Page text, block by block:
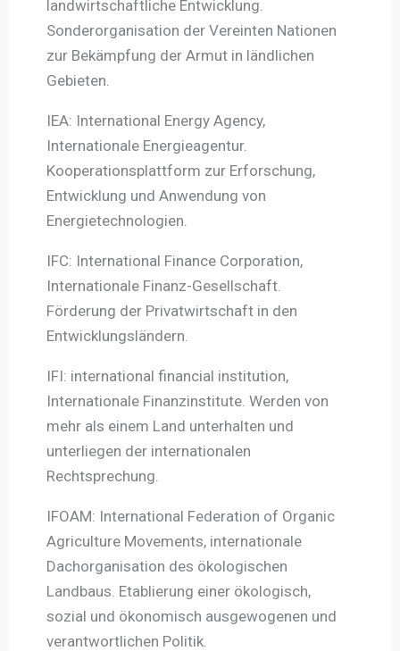
landwirtschaftliche Entwicklung.
Sonderorganisation der Vereinten Nationen
zur Bekämpfung der Armut in ländlichen
Gebieten.
IEA: International Energy Agency,
Internationale Energieagentur.
Kooperationsplattform zur Erforschung,
Entwicklung und Anwendung von
Energietechnologien.
IFC: International Finance Corporation,
Internationale Finanz-Gesellschaft.
Förderung der Privatwirtschaft in den
Entwicklungsländern.
IFI: international financial institution,
Internationale Finanzinstitute. Werden von
mehr als einem Land unterhalten und
unterliegen der internationalen
Rechtsprechung.
IFOAM: International Federation of Organic
Agriculture Movements, internationale
Dachorganisation des ökologischen
Landbaus. Etablierung einer ökologisch,
sozial und ökonomisch ausgewogenen und
verantwortlichen Politik.